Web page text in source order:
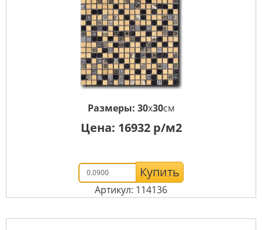
Размеры: 30x30см
Цена: 16932р/м2
Купить
Артикул: 114136